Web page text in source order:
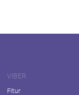
VIBER
Fitur